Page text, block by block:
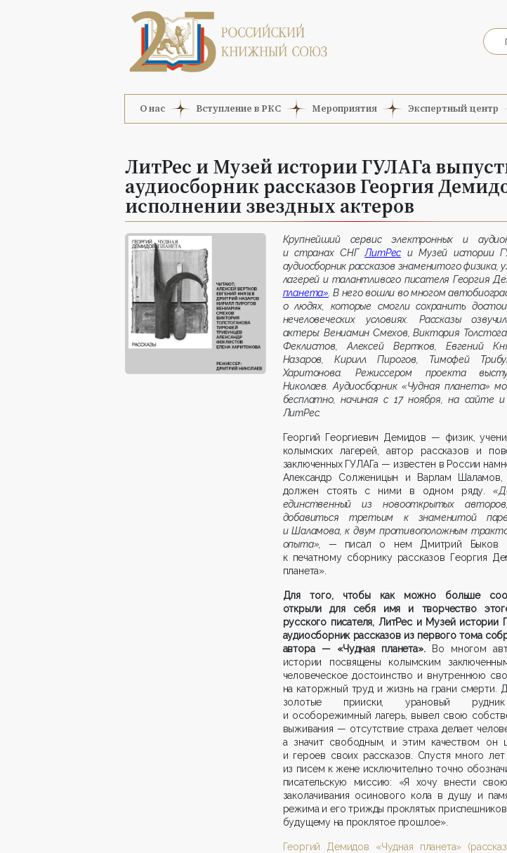
О нас Вступление в РКС Мероприятия Экспертный центр
ЛитРес и Музей истории ГУЛАГа
аудиосборник рассказов Георгия
исполнении звездных актеров
Крупнейший сервис электронных и
и странах СНГ ЛитРес и Музей истории
аудиосборник рассказов знаменитого физика,
лагерей и талантливого писателя Георгия
планета» . В него вошли во многом
о людях, которые смогли сохранить
нечеловеческих условиях. Рассказы
актеры: Вениамин Смехов, Виктория
Феклистов, Алексей Вертков, Евгений
Назаров, Кирилл Пирогов, Тимофей
Харитонова. Режиссером проекта
Николаев. Аудиосборник «Чудная планета»
бесплатно, начиная с 17 ноября, на сайте
ЛитРес.
Георгий Георгиевич Демидов — физик,
колымских лагерей, автор рассказов и
заключенных ГУЛАГа — известен в России
Александр Солженицын и Варлам
должен стоять с ними в одном ряду.
единственный из новооткрытых
добавиться третьим к знаменитой
и Шаламова, к двум противоположным
опыта», — писал о нем Дмитрий Быков
к печатному сборнику рассказов Георгия
планета».
Для того, чтобы как можно больше
открыли для себя имя и творчество
русского писателя, ЛитРес и Музей истории
аудиосборник рассказов из первого тома
автора — «Чудная планета».Во многом
истории посвящены колымским
человеческое достоинство и внутреннюю
на каторжный труд и жизнь на грани смерти.
золотые прииски, урановый рудник
и особорежимный лагерь, вывел свою
выживания — отсутствие страха делает
а значит свободным, и этим качеством он
и героев своих рассказов. Спустя много
из писем к жене исключительно точно
писательскую миссию: «Я хочу внести
заколачивания осинового кола в душу и
режима и его трижды проклятых
будущему на проклятое прошлое».
Георгий Демидов «Чудная планета»